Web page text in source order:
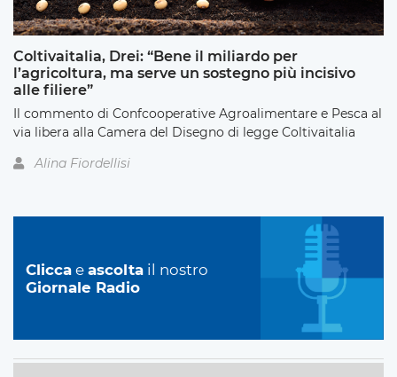
Coltivaitalia, Drei: “Bene il miliardo per
l’agricoltura, ma serve un sostegno più incisivo
alle filiere”
Il commento di Confcooperative Agroalimentare e Pesca al
via libera alla Camera del Disegno di legge Coltivaitalia
Alina Fiordellisi
Clicca e ascolta il nostro
Giornale Radio